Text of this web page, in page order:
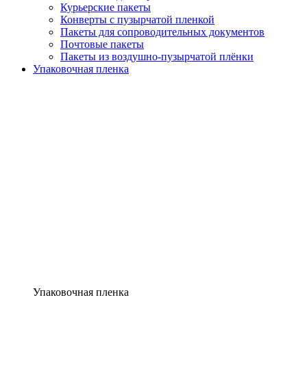
Курьерские пакеты
Конверты с пузырчатой пленкой
Пакеты для сопроводительных документов
Почтовые пакеты
Пакеты из воздушно-пузырчатой плёнки
Упаковочная пленка
Упаковочная пленка